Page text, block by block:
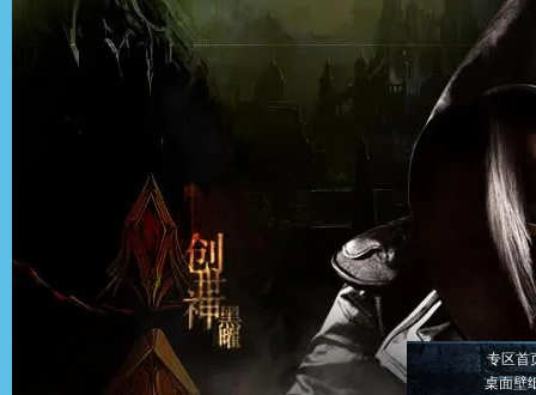
专区首
桌面壁